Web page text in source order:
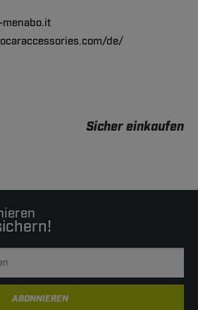
de/
Sicher einkaufen
ABONNIEREN